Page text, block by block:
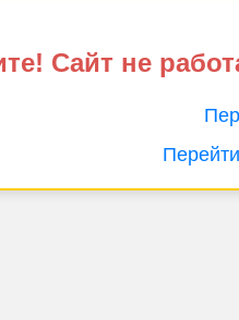
Сайт не